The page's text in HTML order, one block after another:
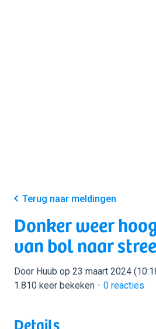
Terug naar meldingen
Donker weer
van bol naar
Door Huub op 23 maart 2024
1.810 keer bekeken
0 reacties
Details